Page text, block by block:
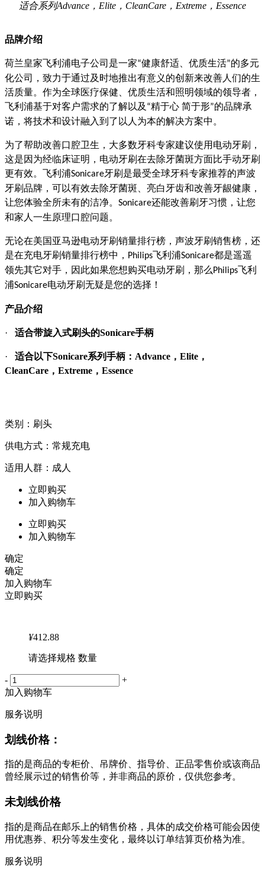
适合系列Advance，Elite，CleanCare，Extreme，Essence
品牌介绍
荷兰皇家飞利浦电子公司是一家“健康舒适、优质生活”的多元
化公司，致力于通过及时地推出有意义的创新来改善人们的生
活质量。作为全球医疗保健、优质生活和照明领域的领导者，
飞利浦基于对客户需求的了解以及 “精于心 简于形”的品牌承
诺，将技术和设计融入到了以人为本的解决方案中。
为了帮助改善口腔卫生，大多数牙科专家建议使用电动牙刷，
这是因为经临床证明，电动牙刷在去除牙菌斑方面比手动牙刷
更有效。飞利浦Sonicare牙刷是最受全球牙科专家推荐的声波
牙刷品牌，可以有效去除牙菌斑、亮白牙齿和改善牙龈健康，
让您体验全所未有的洁净。 Sonicare还能改善刷牙习惯，让您
和家人一生原理口腔问题。
无论在美国亚马逊电动牙刷销量排行榜，声波牙刷销售榜，还
是在充电牙刷销量排行榜中， Philips飞利浦Sonicare都是遥遥
领先其它对手，因此如果您想购买电动牙刷，那么 Philips飞利
浦Sonicare电动牙刷无疑是您的选择！
产品介绍
· 适合带旋入式刷头的Sonicare手柄
· 适合以下Sonicare系列手柄： Advance ， Elite ，
CleanCare ， Extreme ， Essence
类别：刷头
供电方式：常规充电
适用人群：成人
立即购买
加入购物车
立即购买
加入购物车
确定
确定
加入购物车
立即购买
¥412.88
请选择规格 数量
-
+
加入购物车
服务说明
划线价格：
指的是商品的专柜价、吊牌价、指导价、正品零售价或该商品
曾经展示过的销售价等，并非商品的原价，仅供您参考。
未划线价格
指的是商品在邮乐上的销售价格，具体的成交价格可能会因使
用优惠券、积分等发生变化，最终以订单结算页价格为准。
服务说明